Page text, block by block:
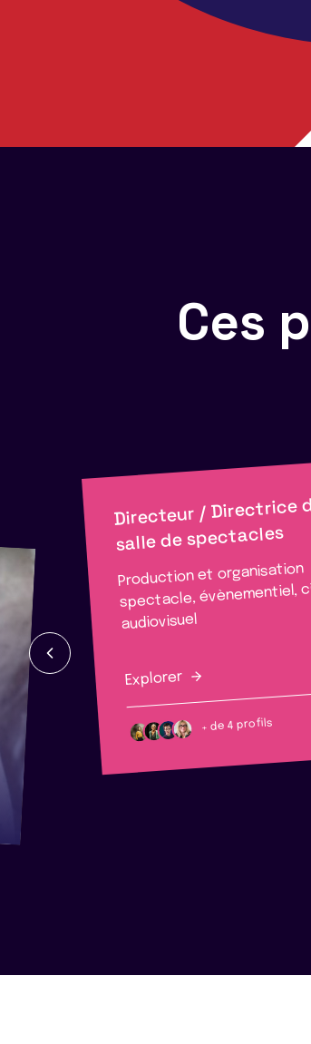
Ces
Directeur / Directrice
salle de spectacles
Production et organisation
spectacle, évènementiel,
audiovisuel
Explorer
+ de 4 profils